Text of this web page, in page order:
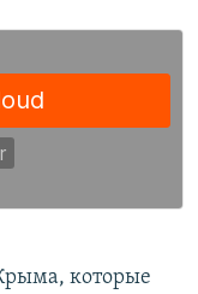
которые